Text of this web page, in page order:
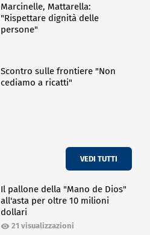
Marcinelle, Mattarella:
"Rispettare dignità delle
persone"
Scontro sulle frontiere "Non
cediamo a ricatti"
VEDI TUTTI
Il pallone della "Mano de Dios"
all'asta per oltre 10 milioni
dollari
21 visualizzazioni